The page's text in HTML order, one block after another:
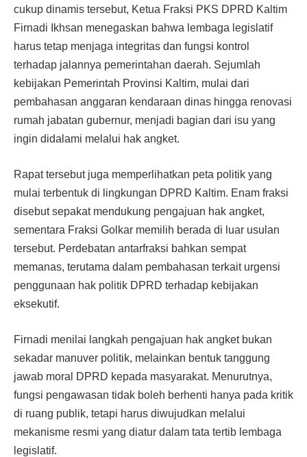
cukup dinamis tersebut, Ketua Fraksi PKS DPRD Kaltim
Firnadi Ikhsan menegaskan bahwa lembaga legislatif
harus tetap menjaga integritas dan fungsi kontrol
terhadap jalannya pemerintahan daerah. Sejumlah
kebijakan Pemerintah Provinsi Kaltim, mulai dari
pembahasan anggaran kendaraan dinas hingga renovasi
rumah jabatan gubernur, menjadi bagian dari isu yang
ingin didalami melalui hak angket.
Rapat tersebut juga memperlihatkan peta politik yang
mulai terbentuk di lingkungan DPRD Kaltim. Enam fraksi
disebut sepakat mendukung pengajuan hak angket,
sementara Fraksi Golkar memilih berada di luar usulan
tersebut. Perdebatan antarfraksi bahkan sempat
memanas, terutama dalam pembahasan terkait urgensi
penggunaan hak politik DPRD terhadap kebijakan
eksekutif.
Firnadi menilai langkah pengajuan hak angket bukan
sekadar manuver politik, melainkan bentuk tanggung
jawab moral DPRD kepada masyarakat. Menurutnya,
fungsi pengawasan tidak boleh berhenti hanya pada kritik
di ruang publik, tetapi harus diwujudkan melalui
mekanisme resmi yang diatur dalam tata tertib lembaga
legislatif.